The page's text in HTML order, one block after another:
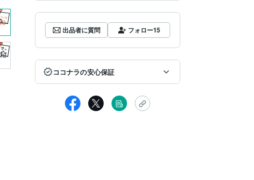
出品者に質問 フォロー15
ココナラの安心保証